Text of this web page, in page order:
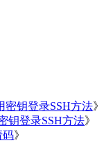
密钥登录SSH方法》
钥登录SSH方法》
码》